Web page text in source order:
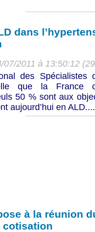
dans
07/2011 à 13:50:12
des
que la France
50 % sont aux
aujourd’hui en ALD....
à la réunion
cotisation